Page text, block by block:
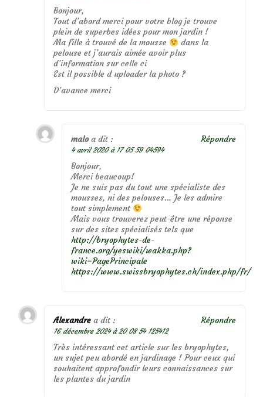
Bonjour,
Tout d’abord merci pour votre blog je trouve
plein de superbes idées pour mon jardin !
Ma fille à trouvé de la mousse
dans la
pelouse et j’aurais aimée avoir plus
d’information sur celle ci
Est il possible d uploader la photo ?
D’avance merci
malo a dit :
4 avril 2020 à 17 05 59 04594
Bonjour,
Merci beaucoup!
Je ne suis pas du tout une spécialiste des
mousses, ni des pelouses… Je les admire
tout simplement
Mais vous trouverez peut-être une réponse
sur des sites spécialisés tels que
http://bryophytes-de-
france.org/yeswiki/wakka.php?
wiki=PagePrincipale
https://www.swissbryophytes.ch/index.php/fr/
Répondre
Alexandre a dit :
16 décembre 2024 à 20 08 54 125412
Très intéressant cet article sur les bryophytes,
un sujet peu abordé en jardinage ! Pour ceux qui
souhaitent approfondir leurs connaissances sur
les plantes du jardin
Répondre